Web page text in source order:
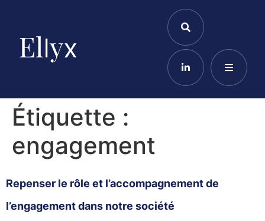
Étiquette :
engagement
Repenser le rôle et l’accompagnement de
l’engagement dans notre société